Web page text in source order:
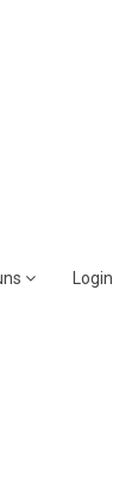
Login